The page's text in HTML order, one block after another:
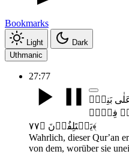
Bookmarks
Light
Dark
Uthmanic
27:77
بَنِیۡۤ
فِیۡہِ
یَخۡتَلِفُوۡنَ ﴿۷۷﴾
Wahrlich, dieser Qurʼan
von dem, worüber sie